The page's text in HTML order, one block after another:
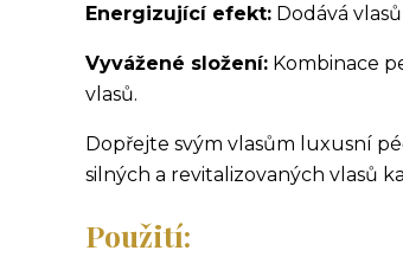
Energizující efekt: Dodává
Vyvážené složení: Kombinace
vlasů.
Dopřejte svým vlasům luxusní
silných a revitalizovaných vlasů
Použití: